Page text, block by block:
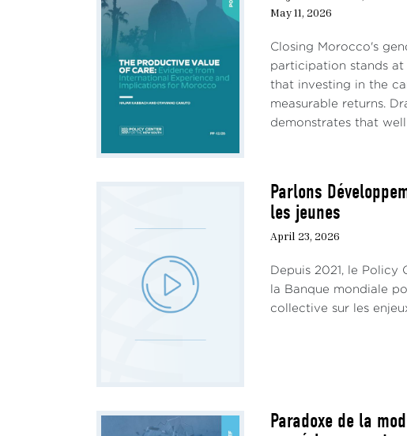
May 11, 2026
Closing Morocco's
participation stands
that investing in the
measurable returns.
demonstrates that
Parlons
les jeunes
April 23, 2026
Depuis 2021, le
la Banque mondiale
collective sur les
Paradoxe de la